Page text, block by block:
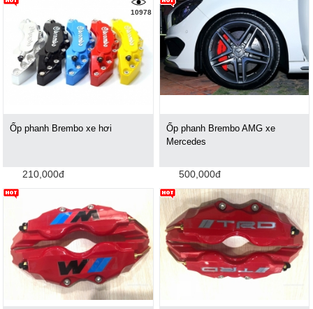
10978
Ốp phanh Brembo xe hơi
210,000đ
Ốp phanh Brembo AMG xe
Mercedes
500,000đ